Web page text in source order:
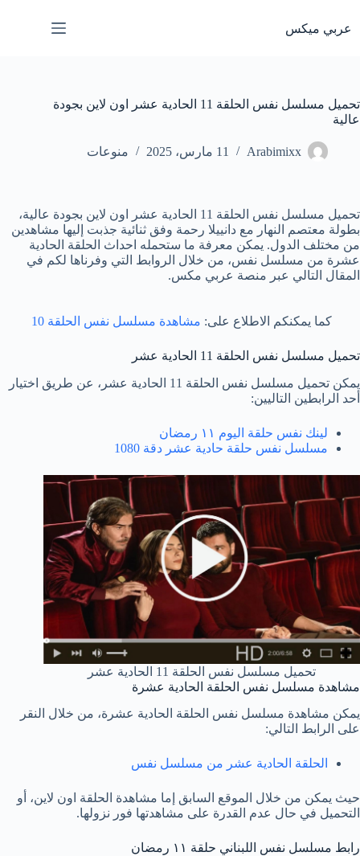
المحتوى
عربي ميكس
تحميل مسلسل نفس الحلقة 11 الحادية عشر اون لاين بجودة
عالية
Arabimixx 11 مارس، 2025 منوعات
تحميل مسلسل نفس الحلقة 11 الحادية عشر اون لاين بجودة عالية،
بطولة معتصم النهار مع دانييلا رحمة وفق ثنائية جذبت إليها مشاهدين
من مختلف الدول. يمكن معرفة ما ستحمله احداث الحلقة الحادية
عشرة من مسلسل نفس، من خلال الروابط التي وفرناها لكم في
المقال التالي عبر منصة عربي مكس.
كما يمكنكم الاطلاع على: مشاهدة مسلسل نفس الحلقة 10
تحميل مسلسل نفس الحلقة 11 الحادية عشر
يمكن تحميل مسلسل نفس الحلقة 11 الحادية عشر، عن طريق اختيار
أحد الرابطين التاليين:
لينك نفس حلقة اليوم ١١ رمضان
مسلسل نفس حلقة حادية عشر دقة 1080
تحميل مسلسل نفس الحلقة 11 الحادية عشر
مشاهدة مسلسل نفس الحلقة الحادية عشرة
يمكن مشاهدة مسلسل نفس الحلقة الحادية عشرة، من خلال النقر
على الرابط التالي:
الحلقة الحادية عشر من مسلسل نفس
حيث يمكن من خلال الموقع السابق إما مشاهدة الحلقة اون لاين، أو
التحميل في حال عدم القدرة على مشاهدتها فور نزولها.
رابط مسلسل نفس اللبناني حلقة ١١ رمضان